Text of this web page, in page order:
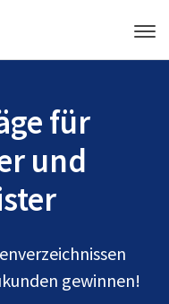
für
und
gewinnen!